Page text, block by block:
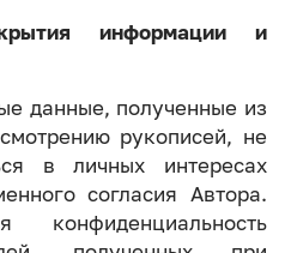
информации и
данные, полученные из
рукописей, не
в личных интересах
согласия Автора.
конфиденциальность